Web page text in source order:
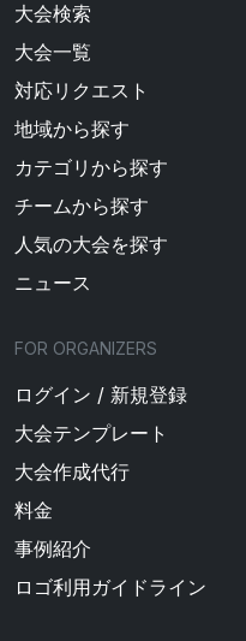
大会検索
大会一覧
対応リクエスト
地域から探す
カテゴリから探す
チームから探す
人気の大会を探す
ニュース
FOR ORGANIZERS
ログイン / 新規登録
大会テンプレート
大会作成代行
料金
事例紹介
ロゴ利用ガイドライン